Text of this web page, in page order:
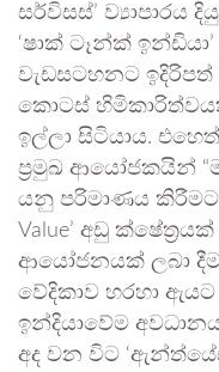
සර්විසස්’ ව්‍යාපාරය
‘ෂාක් ටෑන්ක්
වැඩසටහනට ඉදිරිපත්
කොටස්
ඉල්ලා සිටියාය.
ප්‍රමුඛ ආයෝජකයින්
යනු පරිමාණය කිරීමට
Value’ අඩු
ආයෝජනයක් ලබා
වේදිකාව හරහා
ඉන්දියාවේම
අද වන විට